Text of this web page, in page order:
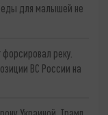
для малышей не
реку.
ВС России на